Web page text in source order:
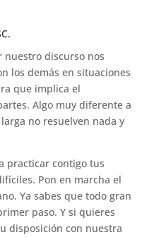
nuestro discurso nos
los demás en situaciones
que implica el
Algo muy diferente a
no resuelven nada y
practicar contigo tus
Pon en marcha el
Ya sabes que todo gran
paso. Y si quieres
disposición con nuestra